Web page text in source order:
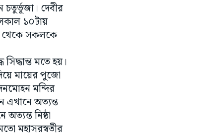
চতুর্ভূজা। দেবীর
১০টায়
থেকে সকলকে
মতে হয়।
মায়ের পুজো
মন্দির
এখানে অত্যন্ত
নিষ্ঠা
মহাসরস্বতীর